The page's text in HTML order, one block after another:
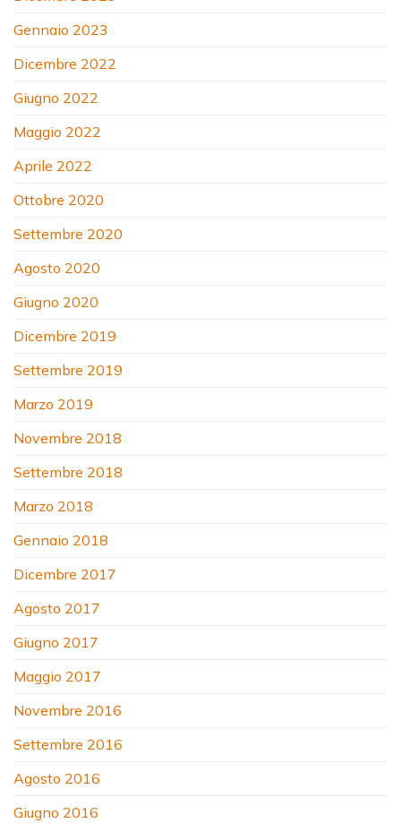
Gennaio 2023
Dicembre 2022
Giugno 2022
Maggio 2022
Aprile 2022
Ottobre 2020
Settembre 2020
Agosto 2020
Giugno 2020
Dicembre 2019
Settembre 2019
Marzo 2019
Novembre 2018
Settembre 2018
Marzo 2018
Gennaio 2018
Dicembre 2017
Agosto 2017
Giugno 2017
Maggio 2017
Novembre 2016
Settembre 2016
Agosto 2016
Giugno 2016